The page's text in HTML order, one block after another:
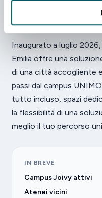
Vivere e
Emilia
Inaugurato a luglio
Emilia offre una
di una città accogliente
passi dal campus
tutto incluso, spazi
la flessibilità di una
meglio il tuo percorso
IN BREVE
Campus Joivy attivi
Atenei vicini